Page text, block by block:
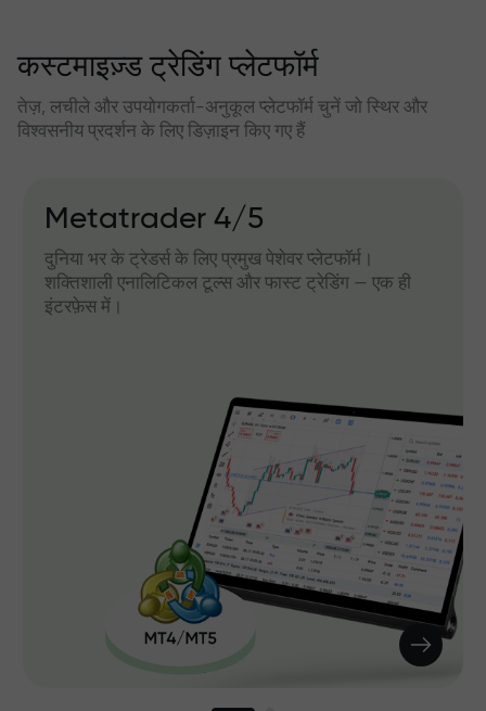
कस्टमाइज़्ड ट्रेडिंग प्लेटफॉर्म
तेज़, लचीले और उपयोगकर्ता-अनुकूल प्लेटफॉर्म चुनें जो स्थिर और
विश्वसनीय प्रदर्शन के लिए डिज़ाइन किए गए हैं
Metatrader 4/5
दुनिया भर के ट्रेडर्स के लिए प्रमुख पेशेवर प्लेटफॉर्म।
शक्तिशाली एनालिटिकल टूल्स और फास्ट ट्रेडिंग — एक ही
इंटरफ़ेस में।